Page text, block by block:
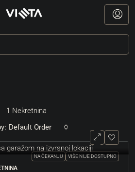
1 Nekretnina
Default Order
NA ČEKANJU VIŠE NIJE DOSTUPNO